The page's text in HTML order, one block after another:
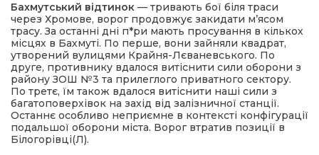
місія
Бахмутський відтинок — тривають бої біля траси
через Хромове, ворог продовжує закидати м’ясом
трасу. За останні дні п*ри мають просування в кількох
місцях в Бахмуті. По перше, вони зайняли квадрат,
утворений вулицями Крайня-Лєваневського. По
друге, противнику вдалося витіснити сили оборони з
району ЗОШ №3 та прилеглого приватного сектору.
По третє, їм також вдалося витіснити наші сили з
багатоповерхівок на захід від залізничної станції.
Останнє особливо неприємне в контексті конфігурації
подальшої оборони міста. Ворог втратив позиції в
Білогорівці(Л).